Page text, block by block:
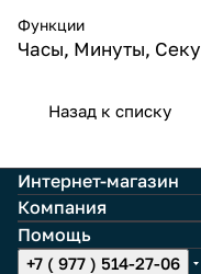
Функции
Часы, Минуты,
Назад к списку
Интернет-магазин
Компания
Помощь
+7 ( 977 ) 514-27-06